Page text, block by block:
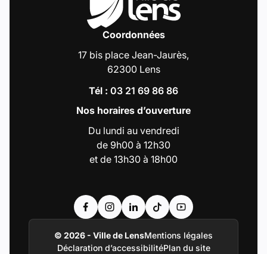
Coordonnées
17 bis place Jean-Jaurès,
62300 Lens
Tél : 03 21 69 86 86
Nos horaires d’ouverture
Du lundi au vendredi
de 9h00 à 12h30
et de 13h30 à 18h00
Accéder au compte : Facebook (Lien
Accéder au compte : Instagram (Lien
Accéder au compte : Linkedin
Accéder au compte :
Accéder au compte :
© 2026 - Ville de LensMentions légales
Déclaration d’accessibilitéPlan du site